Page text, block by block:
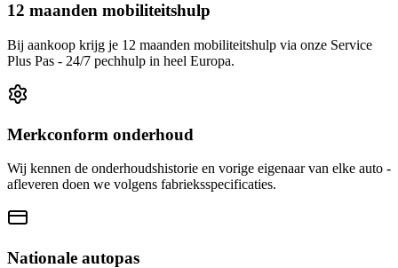
12 maanden mobiliteitshulp
Bij aankoop krijg je 12 maanden mobiliteitshulp via onze Service
Plus Pas - 24/7 pechhulp in heel Europa.
Merkconform onderhoud
Wij kennen de onderhoudshistorie en vorige eigenaar van elke auto -
afleveren doen we volgens fabrieksspecificaties.
Nationale autopas